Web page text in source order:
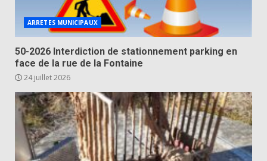
ARRETES MUNICIPAUX
50-2026 Interdiction de stationnement parking en
face de la rue de la Fontaine
24 juillet 2026